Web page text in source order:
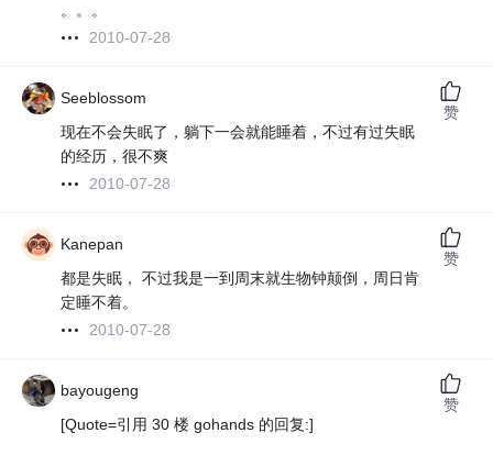
。。。
2010-07-28
Seeblossom
现在不会失眠了，躺下一会就能睡着，不过有过失眠
的经历，很不爽
2010-07-28
赞
Kanepan
都是失眠， 不过我是一到周末就生物钟颠倒，周日肯
定睡不着。
2010-07-28
赞
bayougeng
[Quote=引用 30 楼 gohands 的回复:]
赞